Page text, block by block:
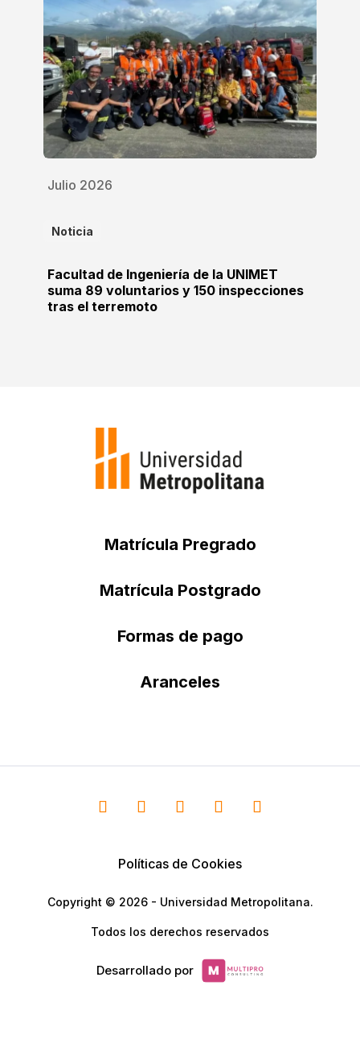
Julio 2026
Noticia
Facultad de Ingeniería de la UNIMET
suma 89 voluntarios y 150 inspecciones
tras el terremoto
Matrícula Pregrado
Matrícula Postgrado
Formas de pago
Aranceles
Políticas de Cookies
Copyright © 2026 - Universidad Metropolitana.
Todos los derechos reservados
Desarrollado por